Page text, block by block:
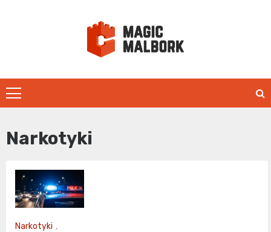
Narkotyki
Narkotyki ,